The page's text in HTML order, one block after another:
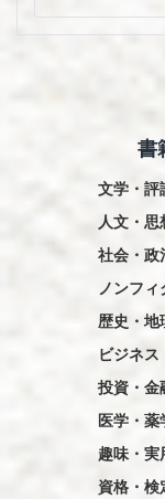
シ
書
文学・評
人文・思
社会・政
ノンフ
歴史・地
ビジネス
投資・金
医学・薬
趣味・実
資格・検